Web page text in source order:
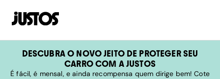
DESCUBRA O NOVO JEITO DE PROTEGER SEU
CARRO COM A JUSTOS
É fácil, é mensal, e ainda recompensa quem dirige bem! Cote